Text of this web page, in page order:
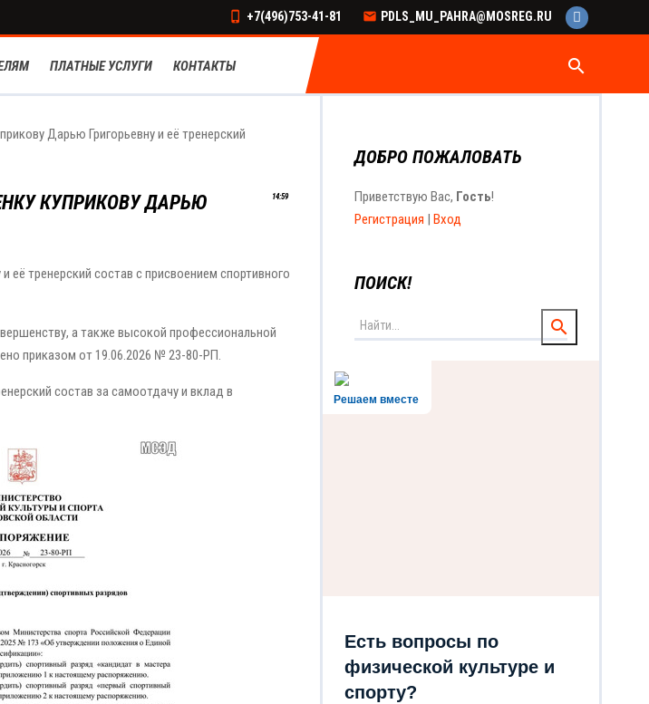
+7(496)753-41-81 PDLS_MU_PAHRA@MOSREG.RU
ПЛАТНЫЕ УСЛУГИ КОНТАКТЫ search
Дарью Григорьевну и её тренерский
14:59
КУПРИКОВУ ДАРЬЮ
тренерский состав с присвоением спортивного
а также высокой профессиональной
приказом от 19.06.2026 № 23-80-РП.
состав за самоотдачу и вклад в
ДОБРО ПОЖАЛОВАТЬ
Приветствую Вас, Гость!
Регистрация | Вход
ПОИСК!
Решаем вместе
Есть вопросы по
физической культуре и
спорту?